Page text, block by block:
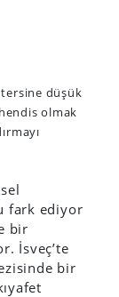
tersine düşük
olmak
fark ediyor
bir
İsveç’te
bir